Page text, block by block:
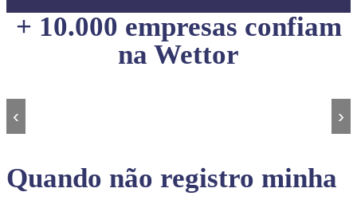
+ 10.000 empresas confiam
na Wettor
‹ ›
Quando não registro minha